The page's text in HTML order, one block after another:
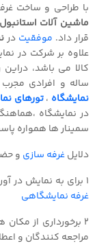
با طراحی و ساخت
ماشین آلات استانبول
قرار داد. موفقیت در
علاوه بر شرکت در
کالا می باشد،
ساله و افرادی
نمایشگاه ،تورهای
سمینار ها همواره
دلایلغرفه سازی و
1 برای به نمایش در آوردن باکیفیت محصولات و دست آورد های شرکت در
غرفه نمایشگاهی
مراجعه کنندگان و